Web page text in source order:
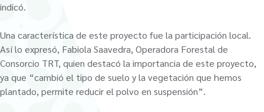
indicó.
Una característica de este proyecto fue la participación local.
Así lo expresó, Fabiola Saavedra, Operadora Forestal de
Consorcio TRT, quien destacó la importancia de este proyecto,
ya que “cambió el tipo de suelo y la vegetación que hemos
plantado, permite reducir el polvo en suspensión”.